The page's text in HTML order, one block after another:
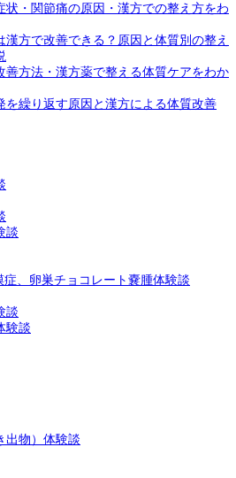
状・関節痛の原因・漢方での整え方をわ
漢方で改善できる？原因と体質別の整え
善方法・漢方薬で整える体質ケアをわか
を繰り返す原因と漢方による体質改善
談
症、卵巣チョコレート嚢腫体験談
談
験談
出物）体験談